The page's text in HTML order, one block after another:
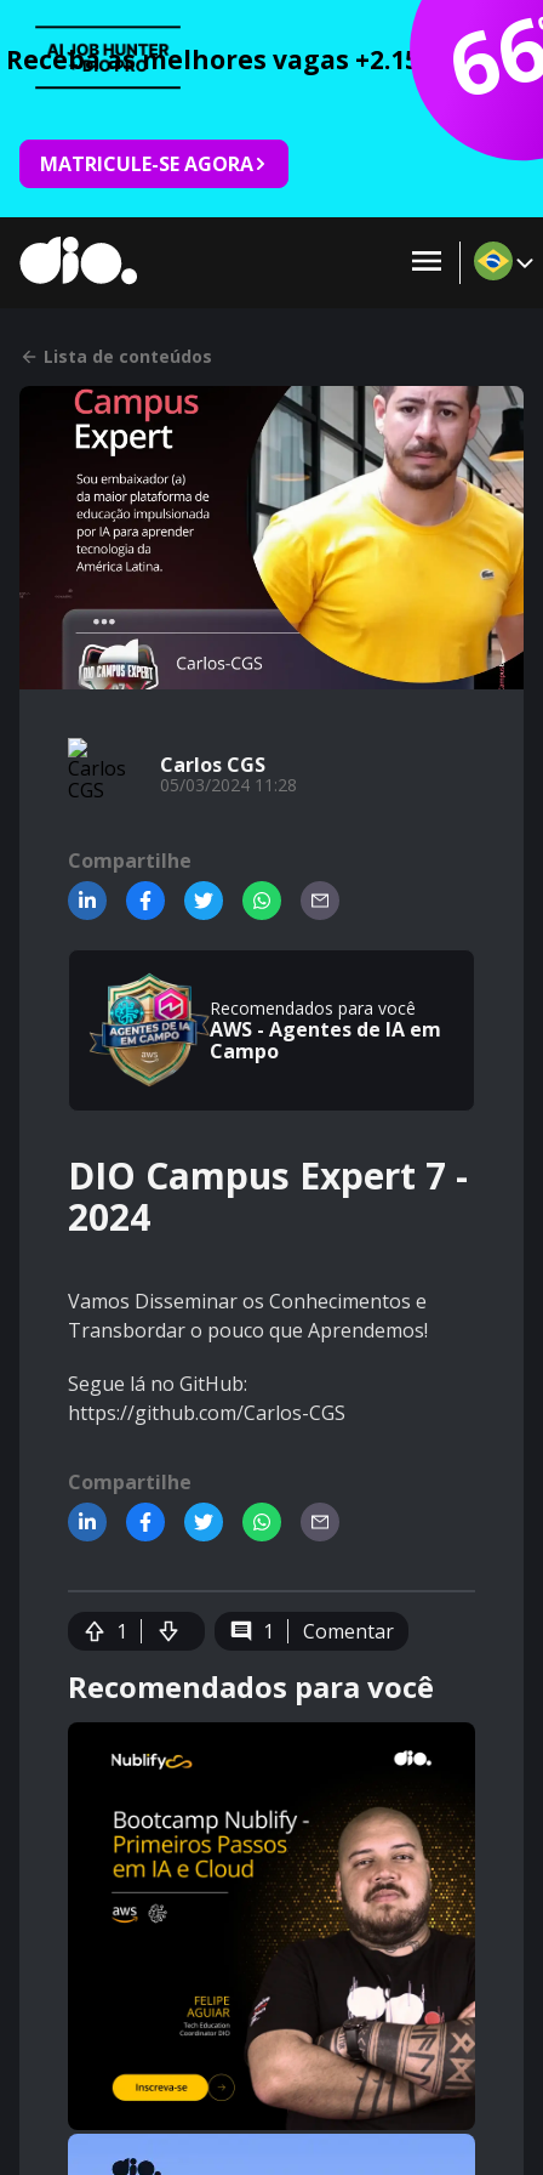
Receba as melhores vagas +2.150 cursos
MATRICULE-SE AGORA
Lista de conteúdos
Carlos CGS
05/03/2024 11:28
Compartilhe
Recomendados para você
AWS - Agentes de IA em
Campo
DIO Campus Expert 7 -
2024
Vamos Disseminar os Conhecimentos e
Transbordar o pouco que Aprendemos!
Segue lá no GitHub:
https://github.com/Carlos-CGS
Compartilhe
1 1 Comentar
Recomendados para você